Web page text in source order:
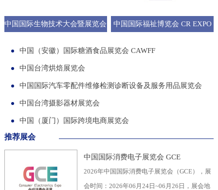
中国国际生物技术大会暨展览会 中国国际福祉博览会 CR EXPO
中国（安徽）国际糖酒食品展览会 CAWFF
中国台湾烘焙展览会
中国国际汽车零配件维修检测诊断设备及服务用品展览会
中国台湾摄影器材展览会
中国（厦门）国际跨境电商展览会
推荐展会
中国国际消费电子展览会 GCE
2026年中国国际消费电子展览会（GCE），展
会时间：2026年06月24日~06月26日，展会地